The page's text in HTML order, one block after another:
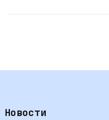
Новости